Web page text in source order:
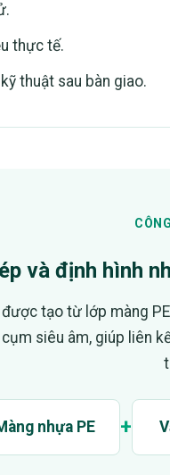
thực tế.
thuật sau bàn giao.
và định hình
tạo từ lớp màng
siêu âm, giúp liên
nhựa PE +